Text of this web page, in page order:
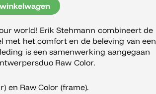
world! Erik Stehmann combineert de
met het comfort en de beleving van een
is een samenwerking aangegaan
Raw Color.
en Raw Color (frame).